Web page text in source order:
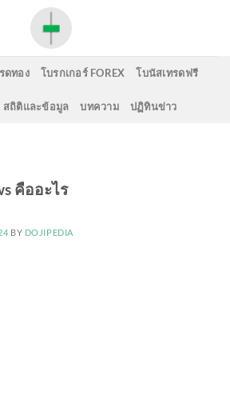
ดทอง โบรกเกอร์ FOREX โบนัสเทรดฟรี
สถิติและข้อมูล บทความ ปฏิทินข่าว
คืออะไร
BY DOJIPEDIA